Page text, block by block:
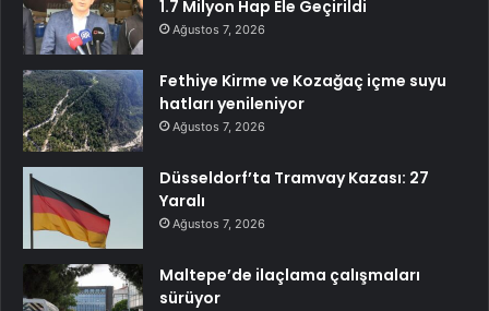
1.7 Milyon Hap Ele Geçirildi
Ağustos 7, 2026
Fethiye Kirme ve Kozağaç içme suyu
hatları yenileniyor
Ağustos 7, 2026
Düsseldorf’ta Tramvay Kazası: 27
Yaralı
Ağustos 7, 2026
Maltepe’de ilaçlama çalışmaları
sürüyor